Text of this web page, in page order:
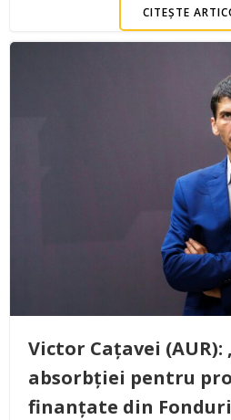
CITEȘTE
Victor Cațavei (AUR):
absorbției pentru
finanțate din